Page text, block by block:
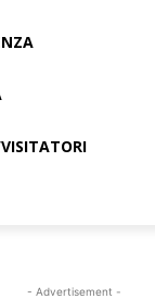
- Advertisement -